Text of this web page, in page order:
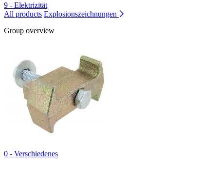
9 - Elektrizität
All products Explosionszeichnungen
Group overview
0 - Verschiedenes